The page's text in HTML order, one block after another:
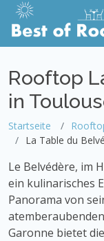
Rooftop
in
Startseite
La Table du
Le Belvédère, im
ein kulinarisches
Panorama von
Garonne bietet